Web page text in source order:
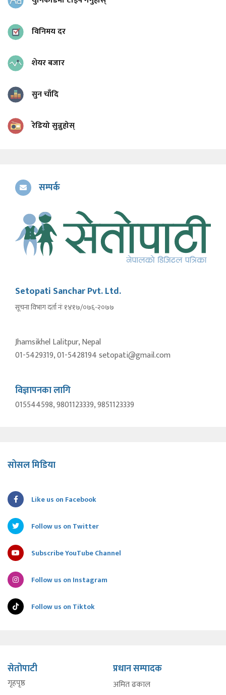
विनिमय दर
शेयर बजार
सुन चाँदि
रेडियो सुन्नुहोस्
सम्पर्क
Setopati Sanchar Pvt. Ltd.
सूचना विभाग दर्ता नंः १४१७/०७६-२०७७
Jhamsikhel Lalitpur, Nepal
01-5429319, 01-5428194 setopati@gmail.com
विज्ञापनका लागि
015544598, 9801123339, 9851123339
सोसल मिडिया
Like us on Facebook
Follow us on Twitter
Subscribe YouTube Channel
Follow us on Instagram
Follow us on Tiktok
सेतोपाटी
गृहपृष्ठ
प्रधान सम्पादक
अमित ढकाल